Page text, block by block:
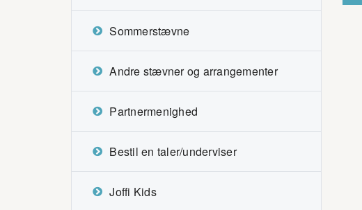
Sommerstævne
Andre stævner og arrangementer
Partnermenighed
Bestil en taler/underviser
Joffi Kids